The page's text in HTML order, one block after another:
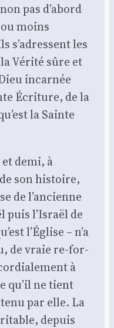
pas d’a­bord
moins
s’a­dressent les
Véri­té sûre et
incar­née
Écri­ture, de ­la
la Sainte
demi, à
son his­toire,
de l’an­cienne
puis l’Is­raël de
l’É­glise – n’a
de vraie re-for­
à
qu’il ne tient
par elle. La
depuis